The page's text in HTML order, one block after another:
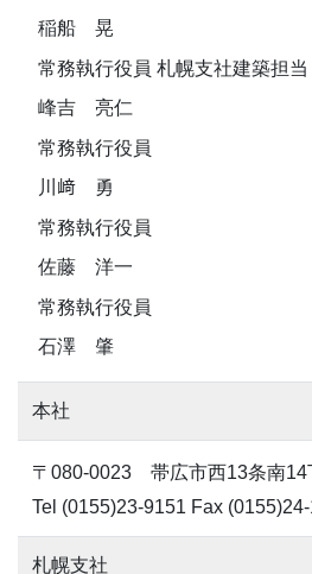
稲船 晃
常務執行役員 札幌支社建築担当
峰吉 亮仁
常務執行役員
川﨑 勇
常務執行役員
佐藤 洋一
常務執行役員
石澤 肇
本社
〒080-0023 帯広市西13条南
Tel (0155)23-9151 Fax
札幌支社